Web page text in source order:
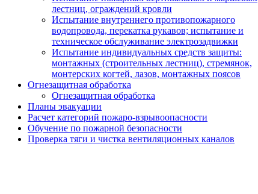
лестниц, ограждений кровли
Испытание внутреннего противопожарного
водопровода, перекатка рукавов; испытание и
техническое обслуживание электрозадвижки
Испытание индивидуальных средств защиты:
монтажных (строительных лестниц), стремянок,
монтерских когтей, лазов, монтажных поясов
Огнезащитная обработка
Огнезащитная обработка
Планы эвакуации
Расчет категорий пожаро-взрывоопасности
Обучение по пожарной безопасности
Проверка тяги и чистка вентиляционных каналов